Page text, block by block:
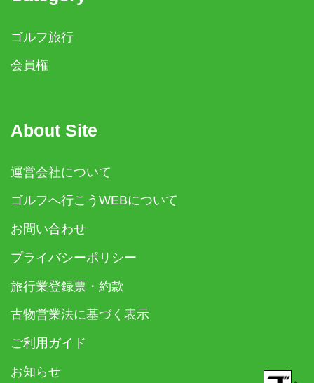
ゴルフ旅行
会員権
About Site
運営会社について
ゴルフへ行こうWEBについて
お問い合わせ
プライバシーポリシー
旅行業登録票・約款
古物営業法に基づく表示
ご利用ガイド
お知らせ